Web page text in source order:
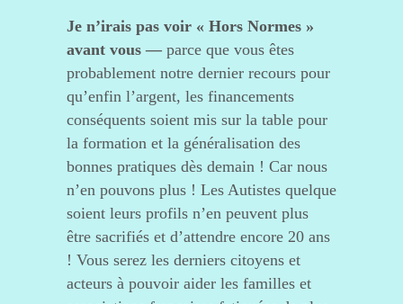
Je n’irais pas voir « Hors Normes »
avant vous — parce que vous êtes
probablement notre dernier recours pour
qu’enfin l’argent, les financements
conséquents soient mis sur la table pour
la formation et la généralisation des
bonnes pratiques dès demain ! Car nous
n’en pouvons plus ! Les Autistes quelque
soient leurs profils n’en peuvent plus
être sacrifiés et d’attendre encore 20 ans
! Vous serez les derniers citoyens et
acteurs à pouvoir aider les familles et